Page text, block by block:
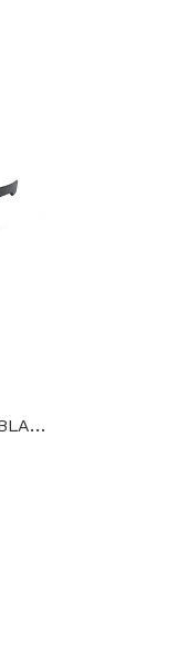
Lente KNIFE GREY LENS/MATTE BLACK FRAME WileyX